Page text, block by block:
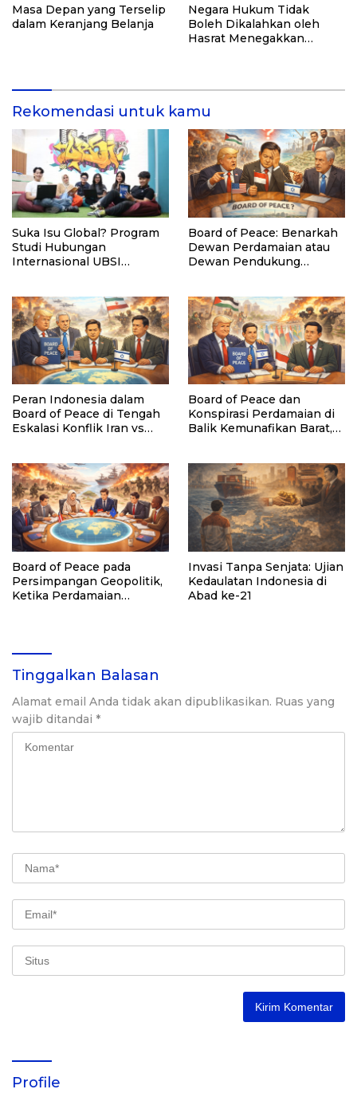
Masa Depan yang Terselip
dalam Keranjang Belanja
Negara Hukum Tidak
Boleh Dikalahkan oleh
Hasrat Menegakkan
Rekomendasi untuk kamu
Suka Isu Global? Program
Studi Hubungan
Internasional UBSI
Board of Peace: Benarkah
Dewan Perdamaian atau
Dewan Pendukung
Peran Indonesia dalam
Board of Peace di Tengah
Eskalasi Konflik Iran vs
Peacewashing?
Board of Peace dan
Konspirasi Perdamaian di
Balik Kemunafikan Barat,
Board of Peace pada
Persimpangan Geopolitik,
Ketika Perdamaian
Invasi Tanpa Senjata: Ujian
Kedaulatan Indonesia di
Abad ke-21
Tinggalkan Balasan
Alamat email Anda tidak akan dipublikasikan. Ruas yang
wajib ditandai *
Profile